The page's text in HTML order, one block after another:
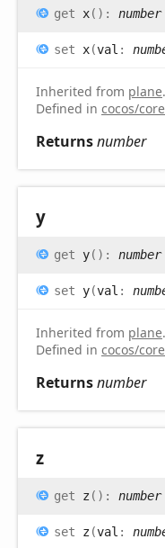
get x( ) : number
set x(val :
Inherited from plane.
Defined in cocos/
Returnsnumber
y
get y( ) : number
set y(val :
Inherited from plane.
Defined in cocos/
Returnsnumber
z
get z( ) : number
set z(val :